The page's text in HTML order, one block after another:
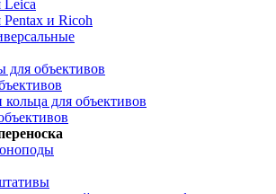
и Ricoh
для объективов
для объективов